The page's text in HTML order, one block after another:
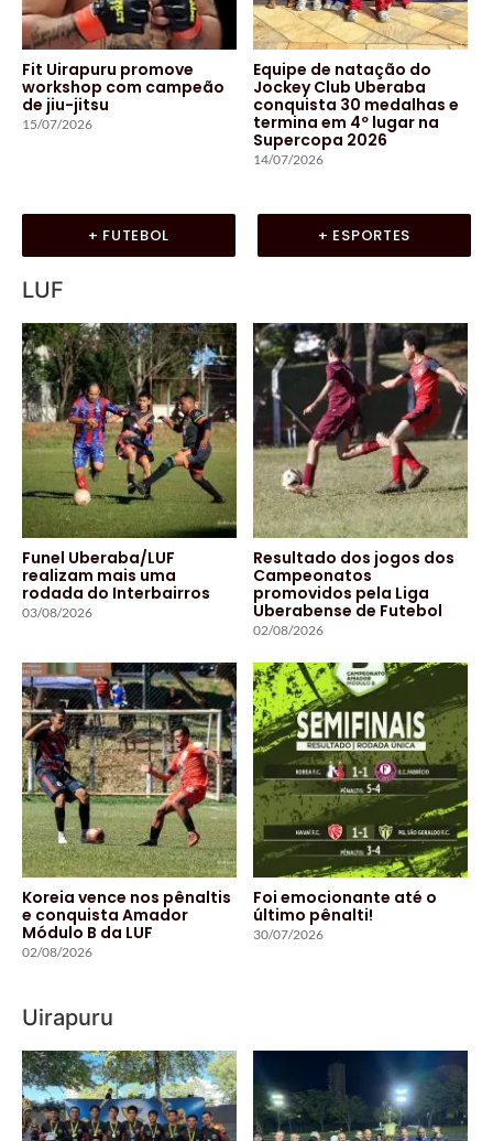
Fit Uirapuru promove
workshop com campeão
de jiu-jitsu
15/07/2026
Equipe de natação do
Jockey Club Uberaba
conquista 30 medalhas e
termina em 4º lugar na
Supercopa 2026
14/07/2026
+ FUTEBOL + ESPORTES
LUF
Funel Uberaba/LUF
realizam mais uma
rodada do Interbairros
03/08/2026
Resultado dos jogos dos
Campeonatos
promovidos pela Liga
Uberabense de Futebol
02/08/2026
Koreia vence nos pênaltis
e conquista Amador
Módulo B da LUF
02/08/2026
Foi emocionante até o
último pênalti!
30/07/2026
Uirapuru